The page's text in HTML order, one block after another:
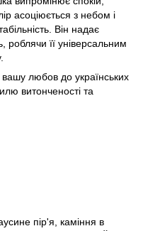
асоціюється з небом і
Він надає
роблячи її універсальним
любов до українських
витонченості та
пір'я, каміння в